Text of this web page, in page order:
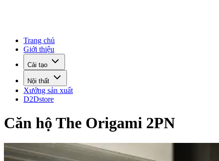
Trang chủ
Giới thiệu
Cải tạo
Nội thất
Xưởng sản xuất
D2Dstore
Căn hộ The Origami 2PN